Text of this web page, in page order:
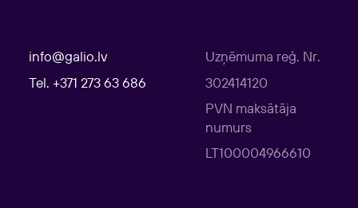
info@galio.lv
Tel. +371 273 63 686
Uzņēmuma reģ. Nr.
302414120
PVN maksātāja
numurs
LT100004966610